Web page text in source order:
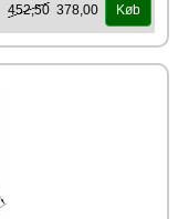
452,50 378,00 Køb